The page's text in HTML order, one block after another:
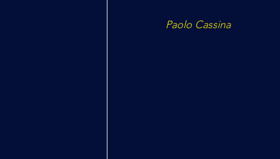
Paolo Cassina